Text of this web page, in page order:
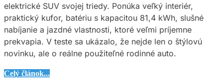
elektrické SUV svojej triedy. Ponúka veľký interiér,
praktický kufor, batériu s kapacitou 81,4 kWh, slušné
nabíjanie a jazdné vlastnosti, ktoré veľmi príjemne
prekvapia. V teste sa ukázalo, že nejde len o štýlovú
novinku, ale o reálne použiteľné rodinné auto.
KIA
Celý článok...